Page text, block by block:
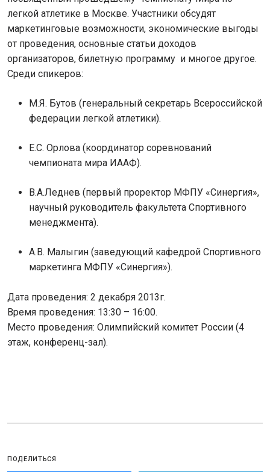
легкой атлетике в Москве. Участники обсудят
маркетинговые возможности, экономические выгоды
от проведения, основные статьи доходов
организаторов, билетную программу и многое другое.
Среди спикеров:
М.Я. Бутов (генеральный секретарь Всероссийской
федерации легкой атлетики).
Е.С. Орлова (координатор соревнований
чемпионата мира ИААФ).
В.А.Леднев (первый проректор МФПУ «Синергия»,
научный руководитель факультета Спортивного
менеджмента).
А.В. Малыгин (заведующий кафедрой Спортивного
маркетинга МФПУ «Синергия»).
Дата проведения: 2 декабря 2013г.
Время проведения: 13:30 – 16:00.
Место проведения: Олимпийский комитет России (4
этаж, конференц-зал).
ПОДЕЛИТЬСЯ